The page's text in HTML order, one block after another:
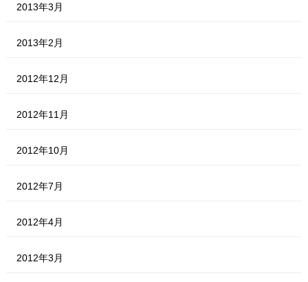
2013年3月
2013年2月
2012年12月
2012年11月
2012年10月
2012年7月
2012年4月
2012年3月